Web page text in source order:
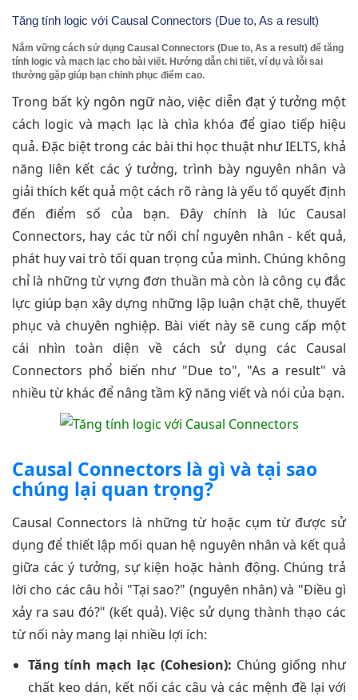
Tăng tính logic với Causal Connectors (Due to, As a result)
Nắm vững cách sử dụng Causal Connectors (Due to, As a result) để tăng
tính logic và mạch lạc cho bài viết. Hướng dẫn chi tiết, ví dụ và lỗi sai
thường gặp giúp bạn chinh phục điểm cao.
Trong bất kỳ ngôn ngữ nào, việc diễn đạt ý tưởng một
cách logic và mạch lạc là chìa khóa để giao tiếp hiệu
quả. Đặc biệt trong các bài thi học thuật như IELTS, khả
năng liên kết các ý tưởng, trình bày nguyên nhân và
giải thích kết quả một cách rõ ràng là yếu tố quyết định
đến điểm số của bạn. Đây chính là lúc Causal
Connectors, hay các từ nối chỉ nguyên nhân - kết quả,
phát huy vai trò tối quan trọng của mình. Chúng không
chỉ là những từ vựng đơn thuần mà còn là công cụ đắc
lực giúp bạn xây dựng những lập luận chặt chẽ, thuyết
phục và chuyên nghiệp. Bài viết này sẽ cung cấp một
cái nhìn toàn diện về cách sử dụng các Causal
Connectors phổ biến như "Due to", "As a result" và
nhiều từ khác để nâng tầm kỹ năng viết và nói của bạn.
Causal Connectors là gì và tại sao
chúng lại quan trọng?
Causal Connectors là những từ hoặc cụm từ được sử
dụng để thiết lập mối quan hệ nguyên nhân và kết quả
giữa các ý tưởng, sự kiện hoặc hành động. Chúng trả
lời cho các câu hỏi "Tại sao?" (nguyên nhân) và "Điều gì
xảy ra sau đó?" (kết quả). Việc sử dụng thành thạo các
từ nối này mang lại nhiều lợi ích:
Tăng tính mạch lạc (Cohesion): Chúng giống như
chất keo dán, kết nối các câu và các mệnh đề lại với